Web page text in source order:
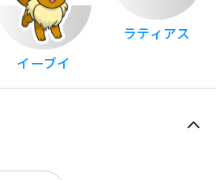
イーブイ
ラティアス